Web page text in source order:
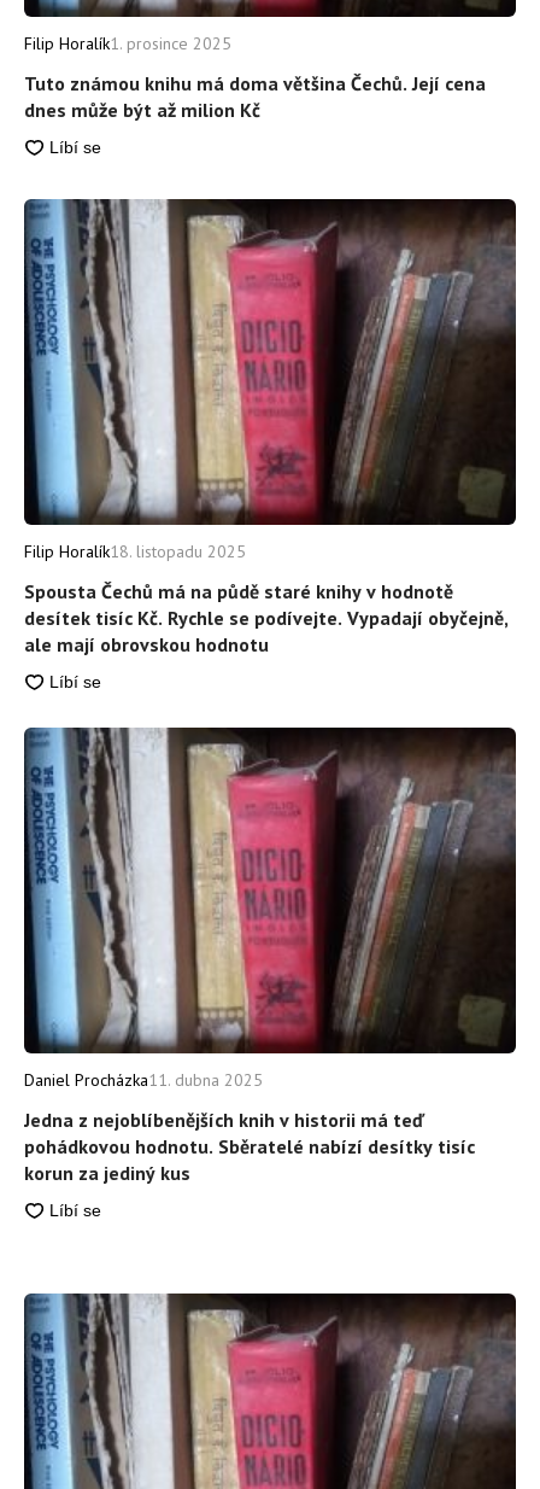
Tuto známou knihu má doma většina Čechů. Její cena
dnes může být až milion Kč
Filip Horalík1. prosince 2025
Spousta Čechů má na půdě staré knihy v hodnotě
desítek tisíc Kč. Rychle se podívejte. Vypadají obyčejně,
ale mají obrovskou hodnotu
Filip Horalík18. listopadu 2025
Jedna z nejoblíbenějších knih v historii má teď
pohádkovou hodnotu. Sběratelé nabízí desítky tisíc
korun za jediný kus
Daniel Procházka11. dubna 2025